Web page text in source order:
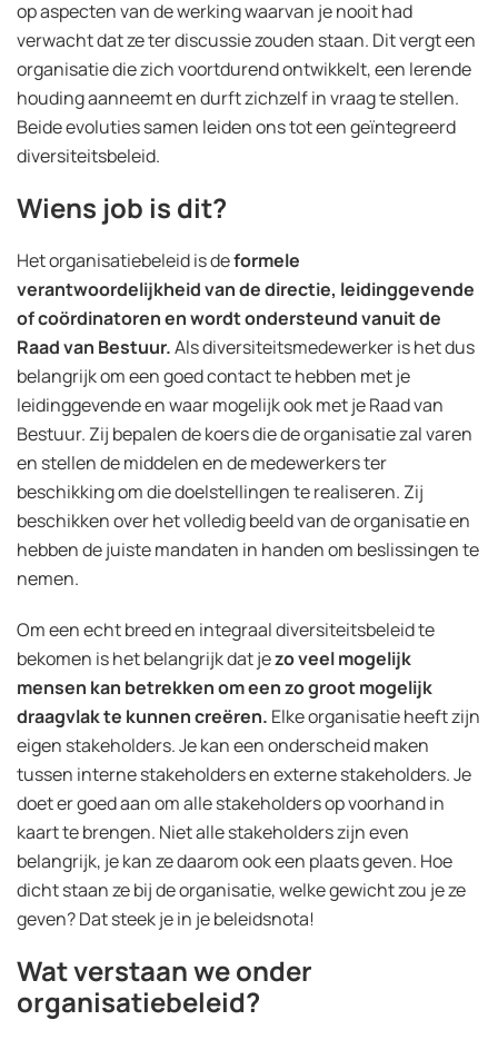
op aspecten van de werking waarvan je nooit had
verwacht dat ze ter discussie zouden staan. Dit vergt een
organisatie die zich voortdurend ontwikkelt, een lerende
houding aanneemt en durft zichzelf in vraag te stellen.
Beide evoluties samen leiden ons tot een geïntegreerd
diversiteitsbeleid.
Wiens job is dit?
Het organisatiebeleid is deformele
verantwoordelijkheid van de directie, leidinggevende
of coördinatoren en wordt ondersteund vanuit de
Raad van Bestuur.Als diversiteitsmedewerker is het dus
belangrijk om een goed contact te hebben met je
leidinggevende en waar mogelijk ook met je Raad van
Bestuur. Zij bepalen de koers die de organisatie zal varen
en stellen de middelen en de medewerkers ter
beschikking om die doelstellingen te realiseren. Zij
beschikken over het volledig beeld van de organisatie en
hebben de juiste mandaten in handen om beslissingen te
nemen.
Om een echt breed en integraal diversiteitsbeleid te
bekomen is het belangrijk dat jezo veel mogelijk
mensen kan betrekken om een zo groot mogelijk
draagvlak te kunnen creëren. Elke organisatie heeft zijn
eigen stakeholders. Je kan een onderscheid maken
tussen interne stakeholders en externe stakeholders. Je
doet er goed aan om alle stakeholders op voorhand in
kaart te brengen. Niet alle stakeholders zijn even
belangrijk, je kan ze daarom ook een plaats geven. Hoe
dicht staan ze bij de organisatie, welke gewicht zou je ze
geven? Dat steek je in je beleidsnota!
Wat verstaan we onder
organisatiebeleid?